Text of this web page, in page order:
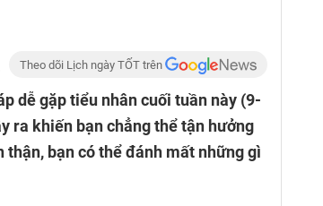
Theo dõi Lịch ngày TỐT trên
dễ gặp tiểu nhân cuối tuần này (9-
ra khiến bạn chẳng thể tận hưởng
bạn có thể đánh mất những gì